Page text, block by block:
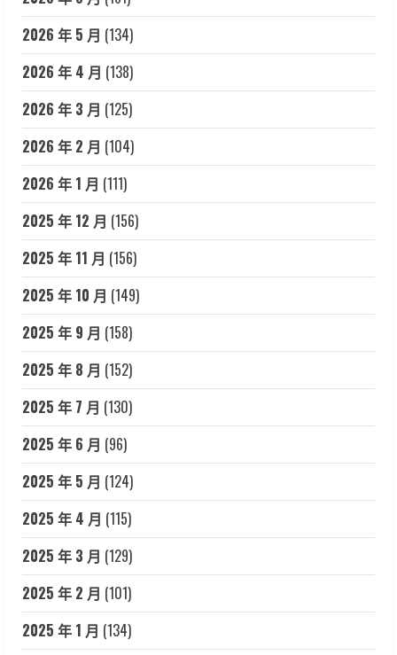
2026 年 5 月 (134)
2026 年 4 月 (138)
2026 年 3 月 (125)
2026 年 2 月 (104)
2026 年 1 月 (111)
2025 年 12 月 (156)
2025 年 11 月 (156)
2025 年 10 月 (149)
2025 年 9 月 (158)
2025 年 8 月 (152)
2025 年 7 月 (130)
2025 年 6 月 (96)
2025 年 5 月 (124)
2025 年 4 月 (115)
2025 年 3 月 (129)
2025 年 2 月 (101)
2025 年 1 月 (134)